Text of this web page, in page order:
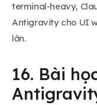
terminal-heavy,
Antigravity cho UI
lớn.
16. Bài